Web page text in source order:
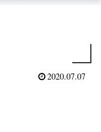
2020.07.07